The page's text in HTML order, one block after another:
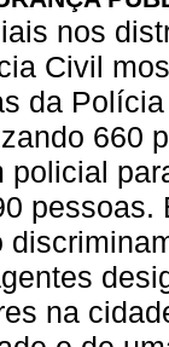
nos
Civil
da
660
policial
na